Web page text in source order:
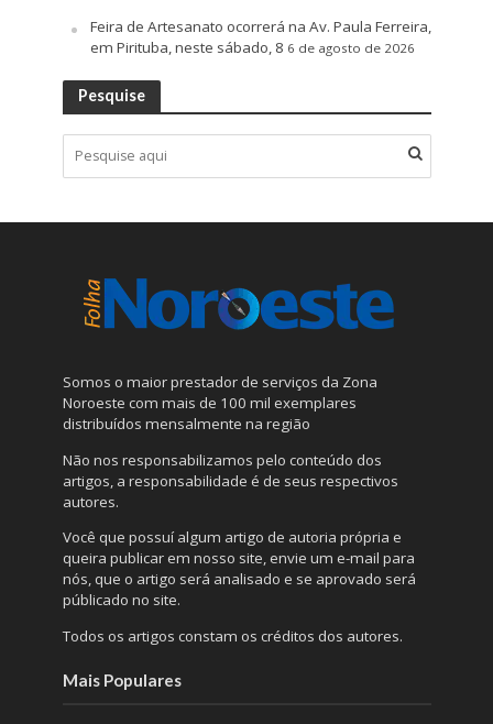
Feira de Artesanato ocorrerá na Av. Paula Ferreira,
em Pirituba, neste sábado, 8 6 de agosto de 2026
Pesquise
Somos o maior prestador de serviços da Zona
Noroeste com mais de 100 mil exemplares
distribuídos mensalmente na região
Não nos responsabilizamos pelo conteúdo dos
artigos, a responsabilidade é de seus respectivos
autores.
Você que possuí algum artigo de autoria própria e
queira publicar em nosso site, envie um e-mail para
nós, que o artigo será analisado e se aprovado será
públicado no site.
Todos os artigos constam os créditos dos autores.
Mais Populares